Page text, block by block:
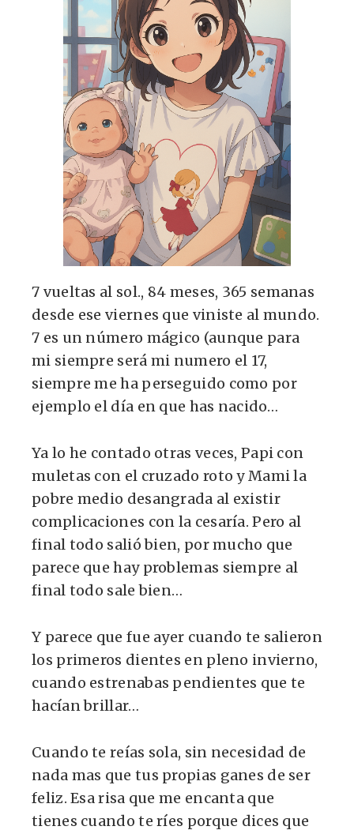
7 vueltas al sol., 84 meses, 365 semanas
desde ese viernes que viniste al mundo.
7 es un número mágico (aunque para
mi siempre será mi numero el 17,
siempre me ha perseguido como por
ejemplo el día en que has nacido…
Ya lo he contado otras veces, Papi con
muletas con el cruzado roto y Mami la
pobre medio desangrada al existir
complicaciones con la cesaría. Pero al
final todo salió bien, por mucho que
parece que hay problemas siempre al
final todo sale bien…
Y parece que fue ayer cuando te salieron
los primeros dientes en pleno invierno,
cuando estrenabas pendientes que te
hacían brillar…
Cuando te reías sola, sin necesidad de
nada mas que tus propias ganes de ser
feliz. Esa risa que me encanta que
tienes cuando te ríes porque dices que